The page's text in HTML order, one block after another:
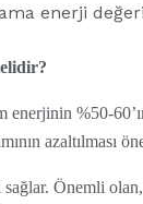
enerji
enerjinin %50-
azaltılması
Önemli